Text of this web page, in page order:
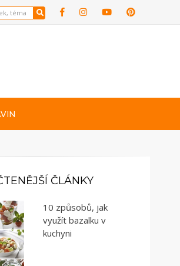
ČLÁNKY
10 způsobů, jak
využít bazalku v
kuchyni